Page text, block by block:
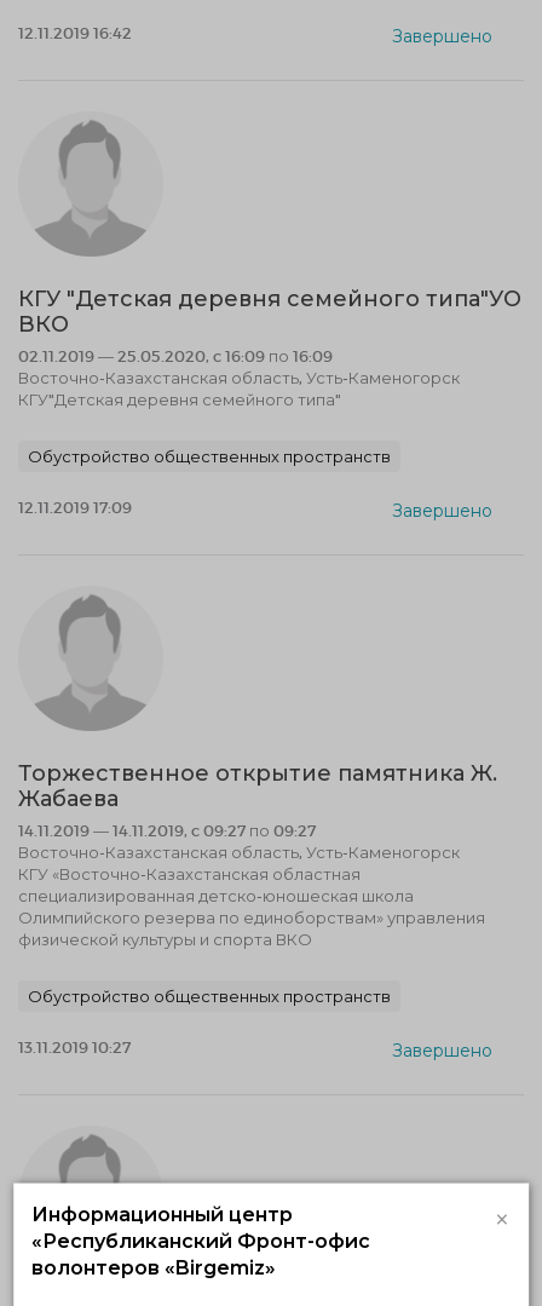
12.11.2019 16:42 Завершено
КГУ "Детская деревня семейного типа"УО
ВКО
02.11.2019 — 25.05.2020, c 16:09 по 16:09
Восточно-Казахстанская область, Усть-Каменогорск
КГУ"Детская деревня семейного типа"
Обустройство общественных пространств
12.11.2019 17:09 Завершено
Торжественное открытие памятника Ж.
Жабаева
14.11.2019 — 14.11.2019, c 09:27 по 09:27
Восточно-Казахстанская область, Усть-Каменогорск
КГУ «Восточно-Казахстанская областная
специализированная детско-юношеская школа
Олимпийского резерва по единоборствам» управления
физической культуры и спорта ВКО
Обустройство общественных пространств
13.11.2019 10:27 Завершено
Информационный центр
«Республиканский Фронт-офис
волонтеров «Birgemiz»
×